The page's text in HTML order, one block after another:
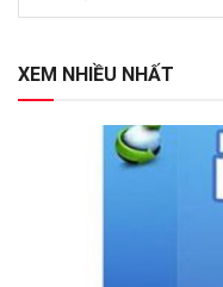
XEM NHIỀU NHẤT